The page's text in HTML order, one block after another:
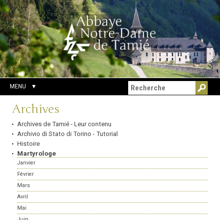
Aller
au
contenu.
|
Aller
à
la
navigation
Outils
personnels
Chercher par
Recherche
avancée…
MENU
Navigation
Archives
Archives de Tamié - Leur contenu
Archivio di Stato di Torino - Tutorial
Histoire
Martyrologe
Janvier
Février
Mars
Avril
Mai